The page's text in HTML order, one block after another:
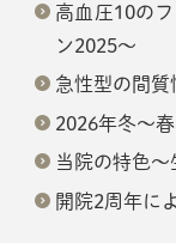
高血圧10の
ン2025～
急性型の間質
2026年冬～
当院の特色
開院2周年に